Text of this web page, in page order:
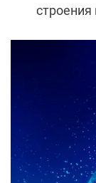
этих